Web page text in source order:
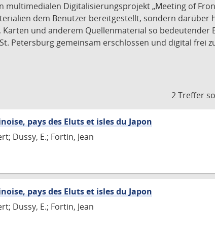
Digitalisierungsprojekt „Meeting of
dem Benutzer bereitgestellt, sondern darüber
und anderem Quellenmaterial so bedeutender
Petersburg gemeinsam erschlossen und digital frei
2 Treffer
pays des Eluts et isles du Japon
Dussy, E.; Fortin, Jean
pays des Eluts et isles du Japon
Dussy, E.; Fortin, Jean